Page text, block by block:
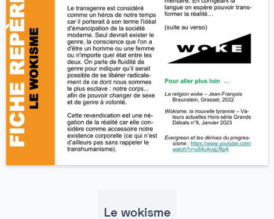
Le wokisme